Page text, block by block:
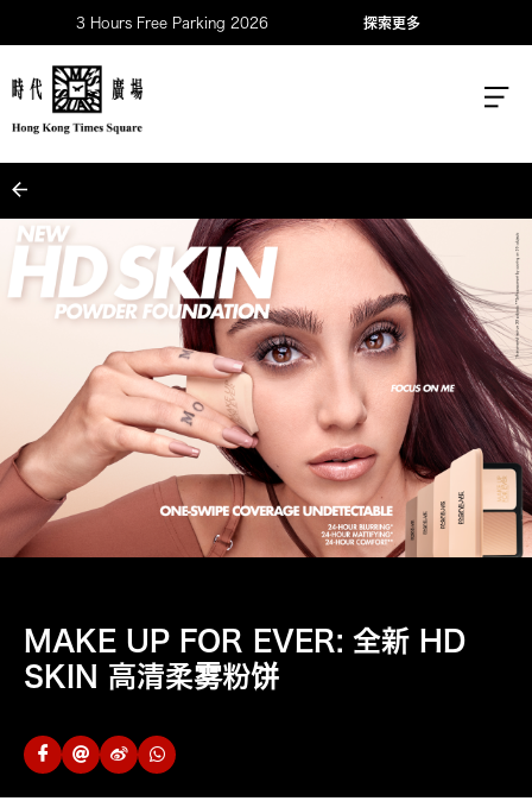
3 Hours Free Parking 2026 探索更多
MAKE UP FOR EVER: 全新 HD
SKIN 高清柔雾粉饼